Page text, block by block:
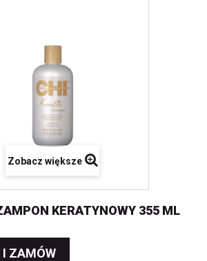
Zobacz większe
KERATYNOWY 355 ML
I ZAMÓW